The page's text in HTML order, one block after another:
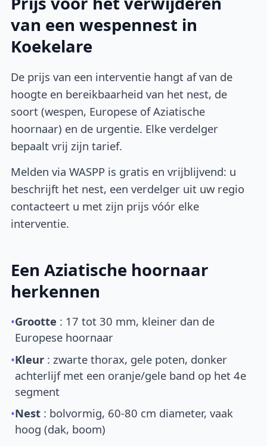
van een wespennest in
Koekelare
De prijs van een interventie hangt af van de
hoogte en bereikbaarheid van het nest, de
soort (wespen, Europese of Aziatische
hoornaar) en de urgentie. Elke verdelger
bepaalt vrij zijn tarief.
Melden via WASPP is gratis en vrijblijvend: u
beschrijft het nest, een verdelger uit uw regio
contacteert u met zijn prijs vóór elke
interventie.
Een Aziatische hoornaar
herkennen
•Grootte : 17 tot 30 mm, kleiner dan de
Europese hoornaar
•Kleur : zwarte thorax, gele poten, donker
achterlijf met een oranje/gele band op het 4e
segment
•Nest : bolvormig, 60-80 cm diameter, vaak
hoog (dak, boom)